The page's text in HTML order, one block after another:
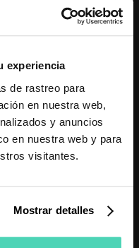
experiencia
de rastreo para
en nuestra web,
y anuncios
en nuestra web y para
visitantes.
Mostrar detalles